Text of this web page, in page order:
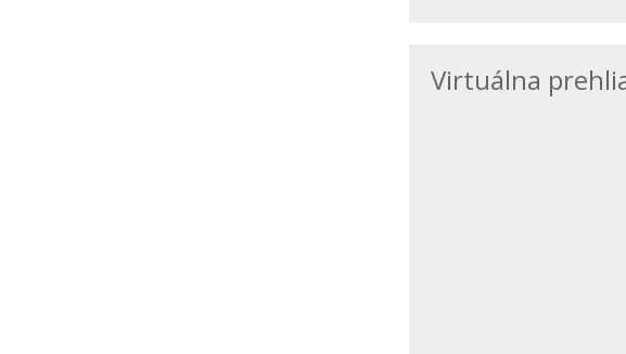
Virtuálna